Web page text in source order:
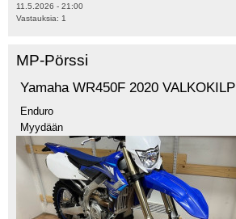
11.5.2026 - 21:00
Vastauksia: 1
MP-Pörssi
Yamaha WR450F 2020 VALKOKILPI
Enduro
Myydään